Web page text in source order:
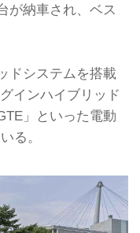
が納車され、ベス
ドシステムを搭載
インハイブリッド
」といった電動
る。